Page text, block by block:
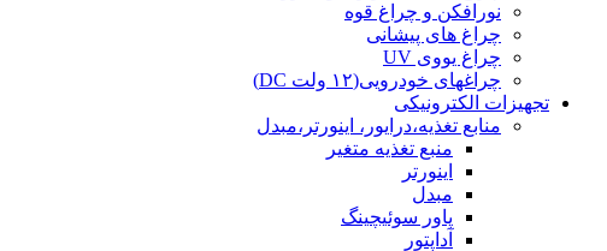
نورافکن و چراغ قوه
چراغ های پیشانی
چراغ یووی UV
چراغهای خودرویی(۱۲ ولت DC)
تجهیزات الکترونیکی
منابع تغذیه،درایور، اینورتر،مبدل
منبع تغذیه متغیر
اینورتر
مبدل
پاور سوئیچینگ
آداپتور